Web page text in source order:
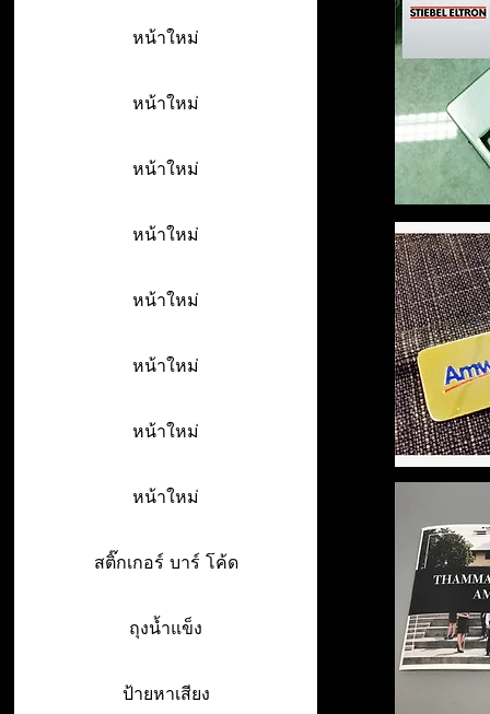
หน้าใหม่
หน้าใหม่
หน้าใหม่
หน้าใหม่
หน้าใหม่
หน้าใหม่
หน้าใหม่
หน้าใหม่
สติ๊กเกอร์ บาร์ โค้ด
ถุงน้ำแข็ง
ป้ายหาเสียง